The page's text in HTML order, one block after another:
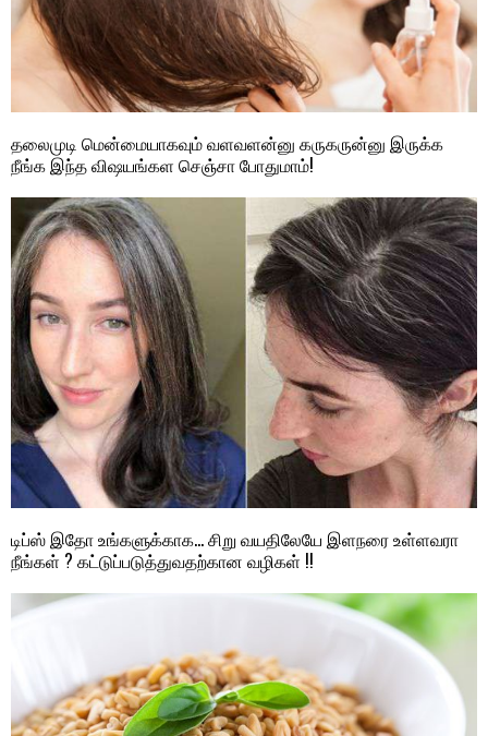
தலைமுடி மென்மையாகவும் வளவளன்னு கருகருன்னு இருக்க
நீங்க இந்த விஷயங்கள செஞ்சா போதுமாம்!
டிப்ஸ் இதோ உங்களுக்காக… சிறு வயதிலேயே இளநரை உள்ளவரா
நீங்கள் ? கட்டுப்படுத்துவதற்கான வழிகள் !!